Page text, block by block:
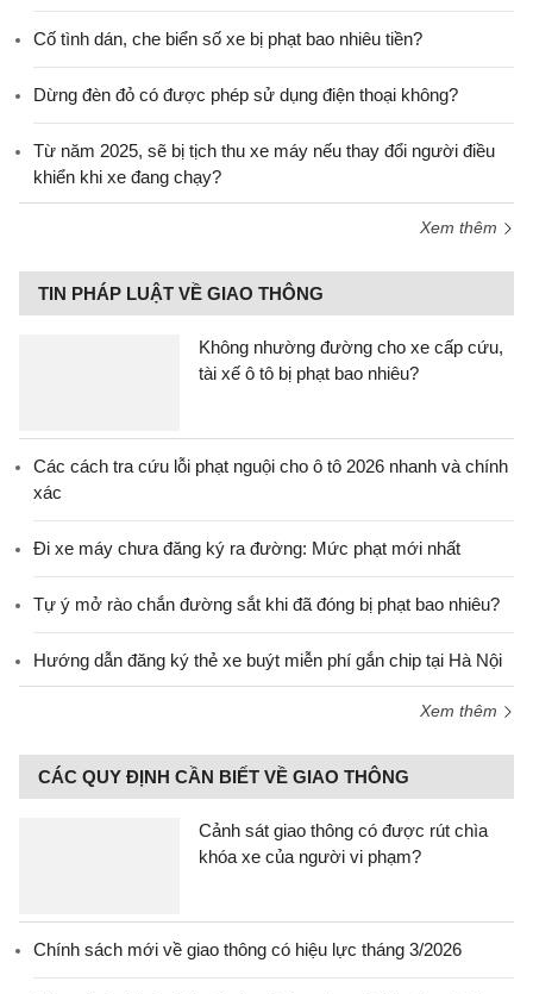
Cố tình dán, che biển số xe bị phạt bao nhiêu tiền?
Dừng đèn đỏ có được phép sử dụng điện thoại không?
Từ năm 2025, sẽ bị tịch thu xe máy nếu thay đổi người điều
khiển khi xe đang chạy?
Xem thêm
TIN PHÁP LUẬT VỀ GIAO THÔNG
Không nhường đường cho xe cấp cứu,
tài xế ô tô bị phạt bao nhiêu?
Các cách tra cứu lỗi phạt nguội cho ô tô 2026 nhanh và chính
xác
Đi xe máy chưa đăng ký ra đường: Mức phạt mới nhất
Tự ý mở rào chắn đường sắt khi đã đóng bị phạt bao nhiêu?
Hướng dẫn đăng ký thẻ xe buýt miễn phí gắn chip tại Hà Nội
Xem thêm
CÁC QUY ĐỊNH CẦN BIẾT VỀ GIAO THÔNG
Cảnh sát giao thông có được rút chìa
khóa xe của người vi phạm?
Chính sách mới về giao thông có hiệu lực tháng 3/2026